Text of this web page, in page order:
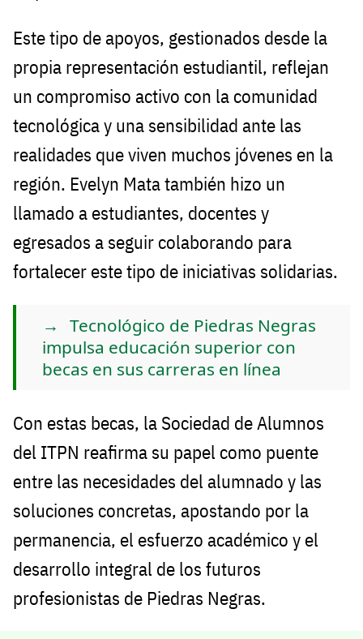
Este tipo de apoyos, gestionados desde la
propia representación estudiantil, reflejan
un compromiso activo con la comunidad
tecnológica y una sensibilidad ante las
realidades que viven muchos jóvenes en la
región. Evelyn Mata también hizo un
llamado a estudiantes, docentes y
egresados a seguir colaborando para
fortalecer este tipo de iniciativas solidarias.
Tecnológico de Piedras Negras
impulsa educación superior con
becas en sus carreras en línea
Con estas becas, la Sociedad de Alumnos
del ITPN reafirma su papel como puente
entre las necesidades del alumnado y las
soluciones concretas, apostando por la
permanencia, el esfuerzo académico y el
desarrollo integral de los futuros
profesionistas de Piedras Negras.